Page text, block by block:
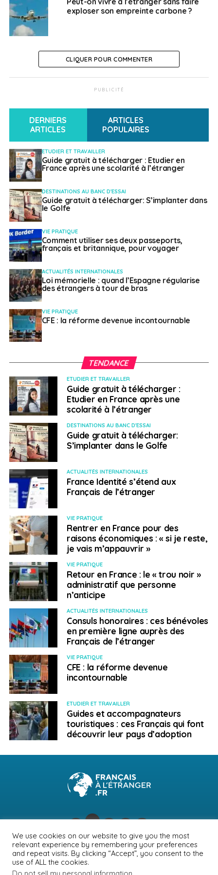
l’investissement au Portugal par la CCI France
Portugal
Weena Truscelli
exploser son empreinte carbone ?
CLIQUER POUR COMMENTER
PUBLICITÉ
DERNIERS
ARTICLES
ARTICLES
POPULAIRES
ETUDIER ET TRAVAILLER
Guide gratuit à télécharger : Etudier en
France après une scolarité à l’étranger
DESTINATIONS AU BANC D'ESSAI
Guide gratuit à télécharger: S’implanter dans
le Golfe
VIE PRATIQUE
Comment utiliser ses deux passeports,
français et britannique, pour voyager
ACTUALITÉS INTERNATIONALES
Loi mémorielle : quand l’Espagne régularise
des étrangers à tour de bras
VIE PRATIQUE
CFE : la réforme devenue incontournable
TENDANCE
ETUDIER ET TRAVAILLER
Guide gratuit à télécharger :
Etudier en France après une
scolarité à l’étranger
DESTINATIONS AU BANC D'ESSAI
Guide gratuit à télécharger:
S’implanter dans le Golfe
ACTUALITÉS INTERNATIONALES
France Identité s’étend aux
Français de l’étranger
VIE PRATIQUE
Rentrer en France pour des
raisons économiques : « si je reste,
je vais m’appauvrir »
VIE PRATIQUE
Retour en France : le « trou noir »
administratif que personne
n’anticipe
ACTUALITÉS INTERNATIONALES
Consuls honoraires : ces bénévoles
en première ligne auprès des
Français de l’étranger
VIE PRATIQUE
CFE : la réforme devenue
incontournable
ETUDIER ET TRAVAILLER
Guides et accompagnateurs
touristiques : ces Français qui font
découvrir leur pays d’adoption
NEWSLETTER PUBLICITÉ CONTACTS
MENTIONS LÉGALES
POLITIQUE DE CONFIDENTIALITÉ
We use cookies on our website to give you the most
relevant experience by remembering your preferences
and repeat visits. By clicking “Accept”, you consent to the
use of ALL the cookies.